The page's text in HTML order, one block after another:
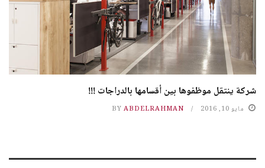
شركة ينتقل موظفوها بين أقسامها بالدراجات !!!
مايو 10, 2016 BY ABDELRAHMAN